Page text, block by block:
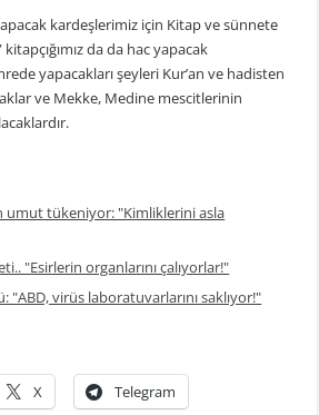
kardeşlerimiz için Kitap ve sünnete
da da hac yapacak
yapacakları şeyleri Kur’an ve hadisten
ve Mekke, Medine mescitlerinin
umut tükeniyor: "Kimliklerini asla
"Esirlerin organlarını çalıyorlar!"
"ABD, virüs laboratuvarlarını saklıyor!"
X Telegram